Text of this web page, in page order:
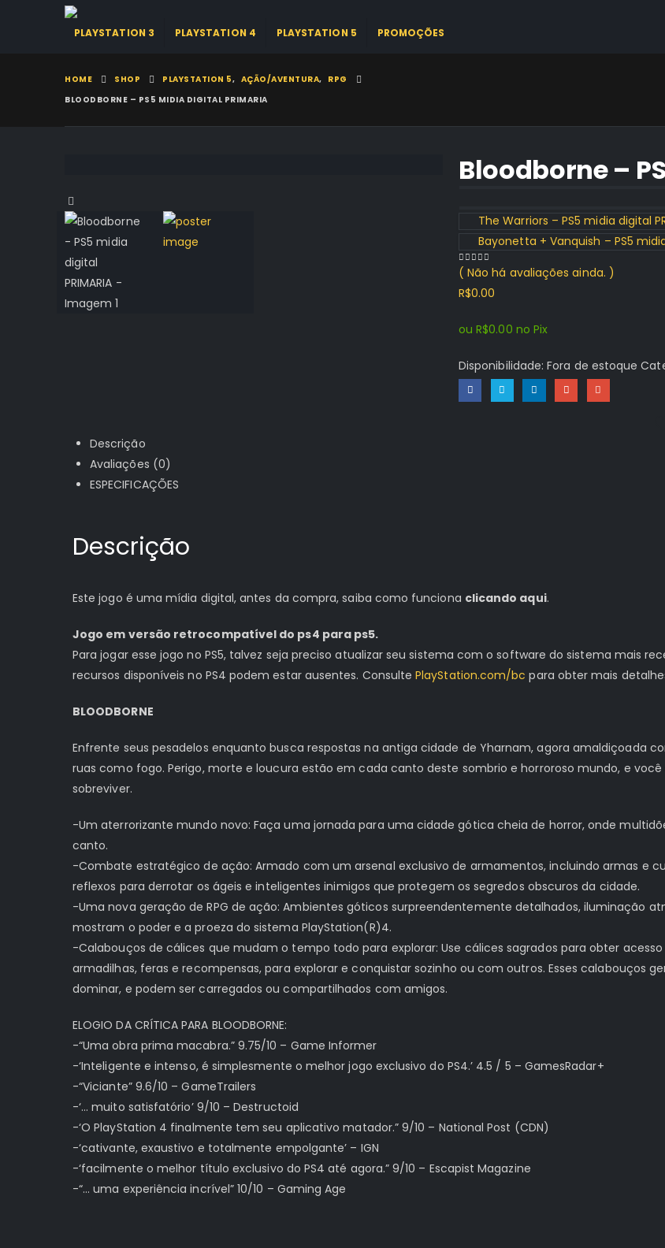
PLAYSTATION 3 PLAYSTATION 4 PLAYSTATION 5 PROMOÇÕES
HOME SHOP PLAYSTATION 5, AÇÃO/AVENTURA, RPG
BLOODBORNE – PS5 MIDIA DIGITAL PRIMARIA
Bloodborne –
The Warriors – PS5 midia digital
Bayonetta + Vanquish – PS5
0 out of 5
( Não há avaliações ainda. )
R$0.00
ou R$0.00 no Pix
Disponibilidade:Fora de estoque
Descrição
Avaliações (0)
ESPECIFICAÇÕES
Descrição
Este jogo é uma mídia digital, antes da compra, saiba como funciona clicando aqui.
Jogo em versão retrocompatível do ps4 para ps5.
Para jogar esse jogo no PS5, talvez seja preciso atualizar seu sistema com o software do sistema mais
recursos disponíveis no PS4 podem estar ausentes. ConsultePlayStation.com/bc para obter mais
BLOODBORNE
Enfrente seus pesadelos enquanto busca respostas na antiga cidade de Yharnam, agora amaldiçoada
ruas como fogo. Perigo, morte e loucura estão em cada canto deste sombrio e horroroso mundo, e
sobreviver.
-Um aterrorizante mundo novo: Faça uma jornada para uma cidade gótica cheia de horror, onde
canto.
-Combate estratégico de ação: Armado com um arsenal exclusivo de armamentos, incluindo armas e
reflexos para derrotar os ágeis e inteligentes inimigos que protegem os segredos obscuros da cidade.
-Uma nova geração de RPG de ação: Ambientes góticos surpreendentemente detalhados, iluminação
mostram o poder e a proeza do sistema PlayStation(R)4.
-Calabouços de cálices que mudam o tempo todo para explorar: Use cálices sagrados para obter
armadilhas, feras e recompensas, para explorar e conquistar sozinho ou com outros. Esses calabouços
dominar, e podem ser carregados ou compartilhados com amigos.
ELOGIO DA CRÍTICA PARA BLOODBORNE:
-“Uma obra prima macabra.” 9.75/10 – Game Informer
-‘Inteligente e intenso, é simplesmente o melhor jogo exclusivo do PS4.’ 4.5 / 5 – GamesRadar+
-“Viciante” 9.6/10 – GameTrailers
-‘… muito satisfatório’ 9/10 – Destructoid
-‘O PlayStation 4 finalmente tem seu aplicativo matador.” 9/10 – National Post (CDN)
-‘cativante, exaustivo e totalmente empolgante’ – IGN
-‘facilmente o melhor título exclusivo do PS4 até agora.” 9/10 – Escapist Magazine
-“… uma experiência incrível” 10/10 – Gaming Age